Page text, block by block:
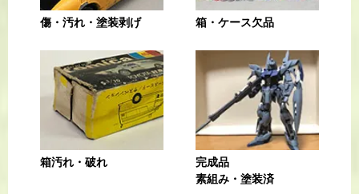
傷・汚れ・塗装剥げ 箱・ケース欠品
箱汚れ・破れ
完成品
素組み・塗装済